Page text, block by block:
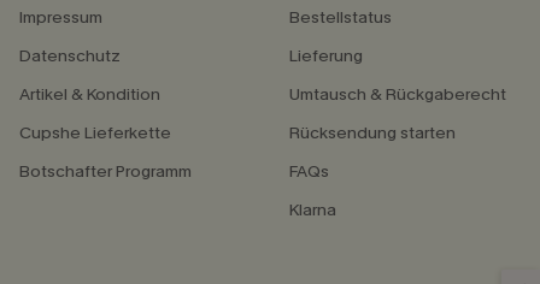
Impressum
Datenschutz
Artikel & Kondition
Cupshe Lieferkette
Botschafter Programm
Bestellstatus
Lieferung
Umtausch & Rückgaberecht
Rücksendung starten
FAQs
Klarna